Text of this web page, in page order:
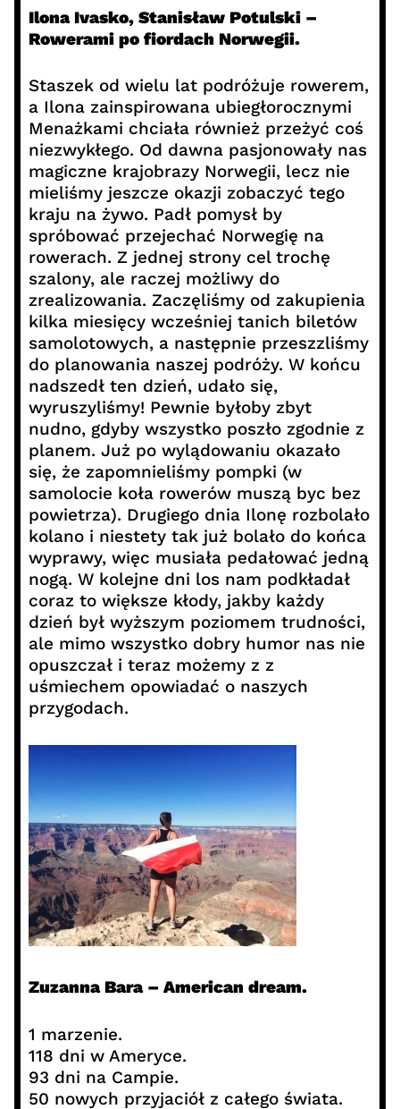
Ilona Ivasko, Stanisław Potulski –
Rowerami po fiordach Norwegii.
Staszek od wielu lat podróżuje rowerem,
a Ilona zainspirowana ubiegłorocznymi
Menażkami chciała również przeżyć coś
niezwykłego. Od dawna pasjonowały nas
magiczne krajobrazy Norwegii, lecz nie
mieliśmy jeszcze okazji zobaczyć tego
kraju na żywo. Padł pomysł by
spróbować przejechać Norwegię na
rowerach. Z jednej strony cel trochę
szalony, ale raczej możliwy do
zrealizowania. Zaczęliśmy od zakupienia
kilka miesięcy wcześniej tanich biletów
samolotowych, a następnie przeszzliśmy
do planowania naszej podróży. W końcu
nadszedł ten dzień, udało się,
wyruszyliśmy! Pewnie byłoby zbyt
nudno, gdyby wszystko poszło zgodnie z
planem. Już po wylądowaniu okazało
się, że zapomnieliśmy pompki (w
samolocie koła rowerów muszą byc bez
powietrza). Drugiego dnia Ilonę rozbolało
kolano i niestety tak już bolało do końca
wyprawy, więc musiała pedałować jedną
nogą. W kolejne dni los nam podkładał
coraz to większe kłody, jakby każdy
dzień był wyższym poziomem trudności,
ale mimo wszystko dobry humor nas nie
opuszczał i teraz możemy z z
uśmiechem opowiadać o naszych
przygodach.
Zuzanna Bara – American dream.
1 marzenie.
118 dni w Ameryce.
93 dni na Campie.
50 nowych przyjaciół z całego świata.